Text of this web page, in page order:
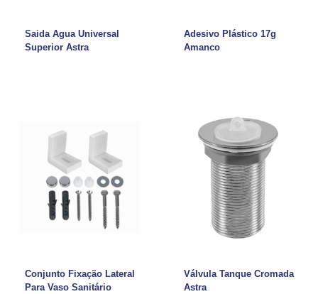
Saida Agua Universal
Superior Astra
Adesivo Plástico 17g
Amanco
Conjunto Fixação Lateral
Para Vaso Sanitário
Válvula Tanque Cromada
Astra